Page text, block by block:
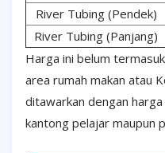
River Tubing (Pendek)
River Tubing (Panjang)
Harga ini belum
area rumah makan atau
ditawarkan dengan
kantong pelajar maupun